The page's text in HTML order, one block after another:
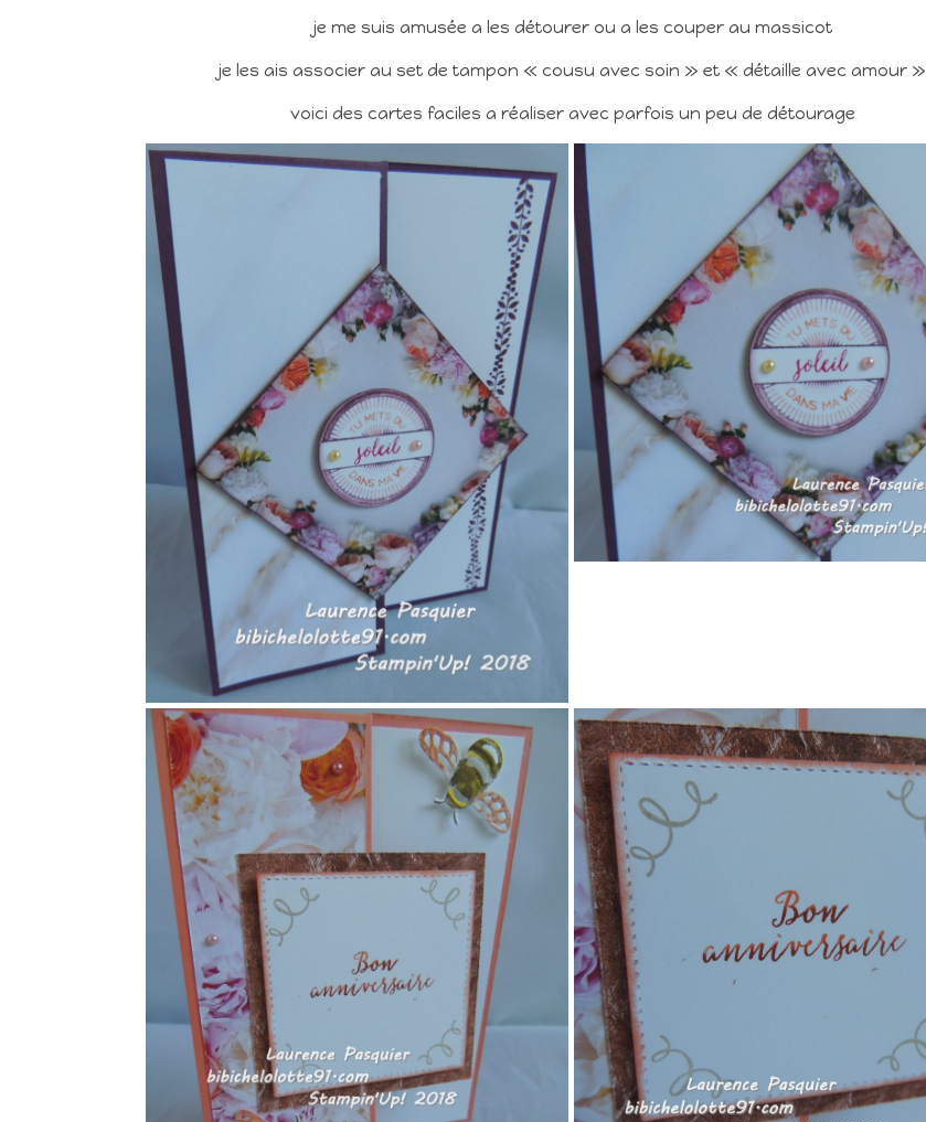
je me suis amusée a les détourer ou a les couper au massicot
je les ais associer au set de tampon « cousu avec soin » et « détaille avec amour »
voici des cartes faciles a réaliser avec parfois un peu de détourage